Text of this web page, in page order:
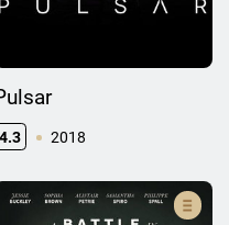
4.3 2018